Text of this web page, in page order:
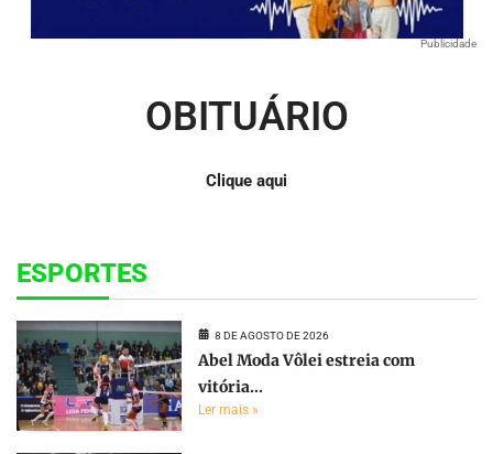
Publicidade
OBITUÁRIO
Clique aqui
ESPORTES
8 DE AGOSTO DE 2026
Abel Moda Vôlei estreia com
vitória...
Ler mais »